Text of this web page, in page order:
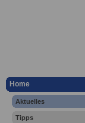
Home
Aktuelles
Tipps